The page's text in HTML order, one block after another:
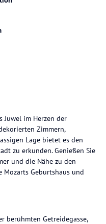
Juwel im Herzen der
Zimmern,
Lage bietet es den
zu erkunden. Genießen Sie
und die Nähe zu den
Geburtshaus und
berühmten Getreidegasse,